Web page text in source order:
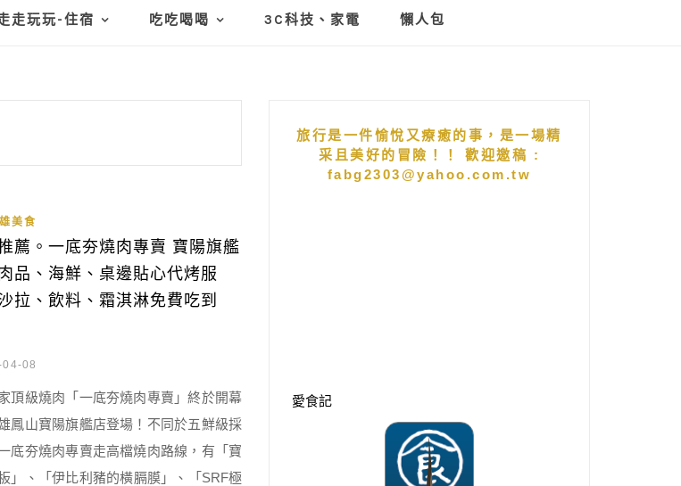
走玩玩-住宿 吃吃喝喝 3C科技、家電 懶人包
美食
薦。一底夯燒肉專賣 寶陽旗艦
品、海鮮、桌邊貼心代烤服
拉、飲料、霜淇淋免費吃到
04-08
頂級燒肉「一底夯燒肉專賣」終於開幕
鳳山寶陽旗艦店登場！不同於五鮮級採
底夯燒肉專賣走高檔燒肉路線，有「寶
」、「伊比利豬的橫膈膜」、「SRF極
旅行是一件愉悅又療癒的事，是一場精
采且美好的冒險！！ 歡迎邀稿 :
fabg2303@yahoo.com.tw
愛食記